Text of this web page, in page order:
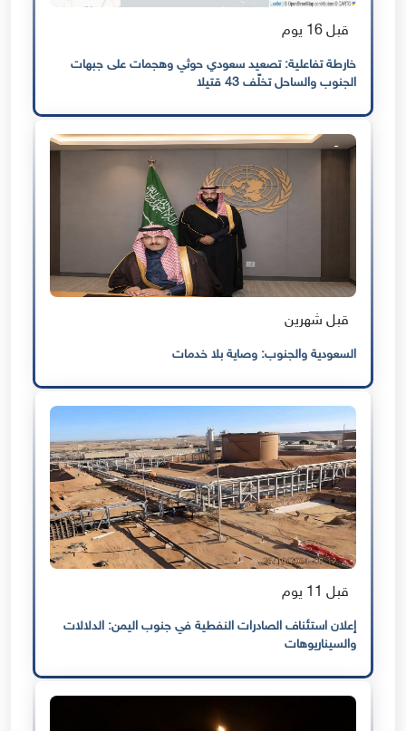
قبل 16 يوم
خارطة تفاعلية: تصعيد سعودي حوثي وهجمات على جبهات
الجنوب والساحل تخلّف 43 قتيلا
قبل شهرين
السعودية والجنوب: وصاية بلا خدمات
قبل 11 يوم
إعلان استئناف الصادرات النفطية في جنوب اليمن: الدلالات
والسيناريوهات